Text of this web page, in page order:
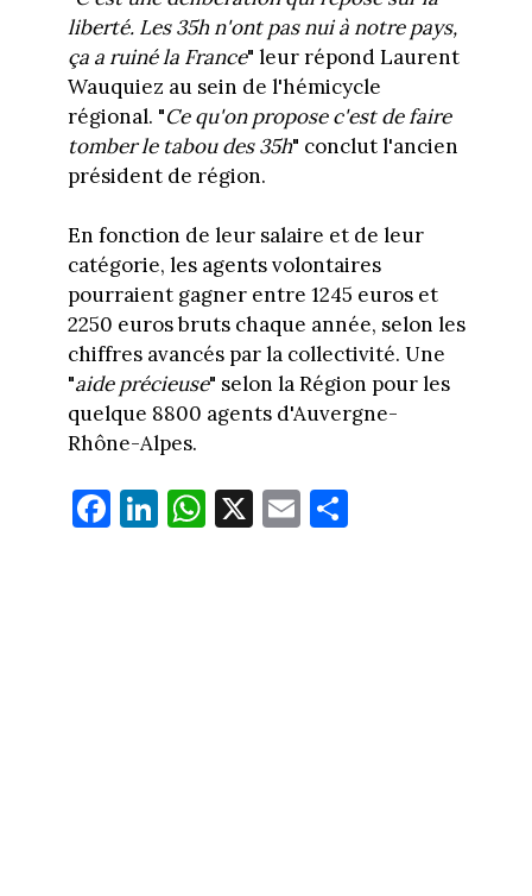
liberté. Les 35h n'ont pas nui à notre pays,
ça a ruiné la France" leur répond Laurent
Wauquiez au sein de l'hémicycle
régional. "Ce qu'on propose c'est de faire
tomber le tabou des 35h" conclut l'ancien
président de région.
En fonction de leur salaire et de leur
catégorie, les agents volontaires
pourraient gagner entre 1245 euros et
2250 euros bruts chaque année, selon les
chiffres avancés par la collectivité. Une
"aide précieuse" selon la Région pour les
quelque 8800 agents d'Auvergne-
Rhône-Alpes.
Fa
ce
Li
nk
W
ha
X E
m
Pa